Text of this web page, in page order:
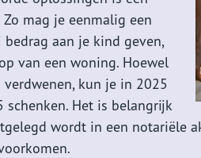
mag je eenmalig een
aan je kind geven,
van een woning. Hoewel
verdwenen, kun je in 2025
Het is belangrijk
wordt in een notariële